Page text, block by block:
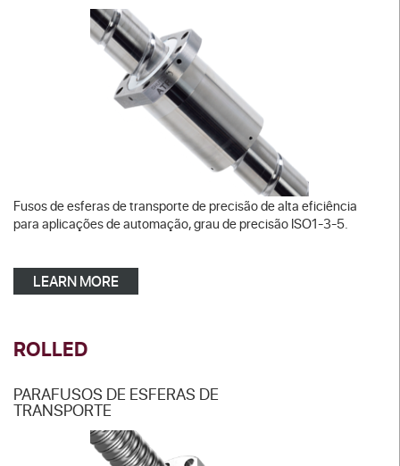
Fusos de esferas de transporte de precisão de alta eficiência
para aplicações de automação, grau de precisão ISO1-3-5.
LEARN MORE
ROLLED
PARAFUSOS DE ESFERAS DE
TRANSPORTE